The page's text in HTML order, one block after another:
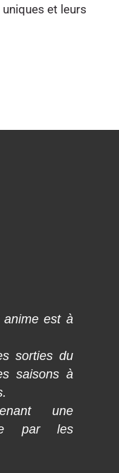
et leurs
anime est à
sorties du
saisons à
une
par les